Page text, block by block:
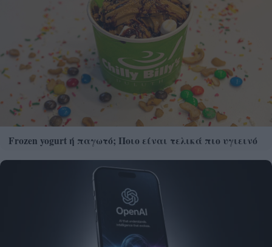
Frozen yogurt ή παγωτό; Ποιο είναι τελικά πιο υγιεινό